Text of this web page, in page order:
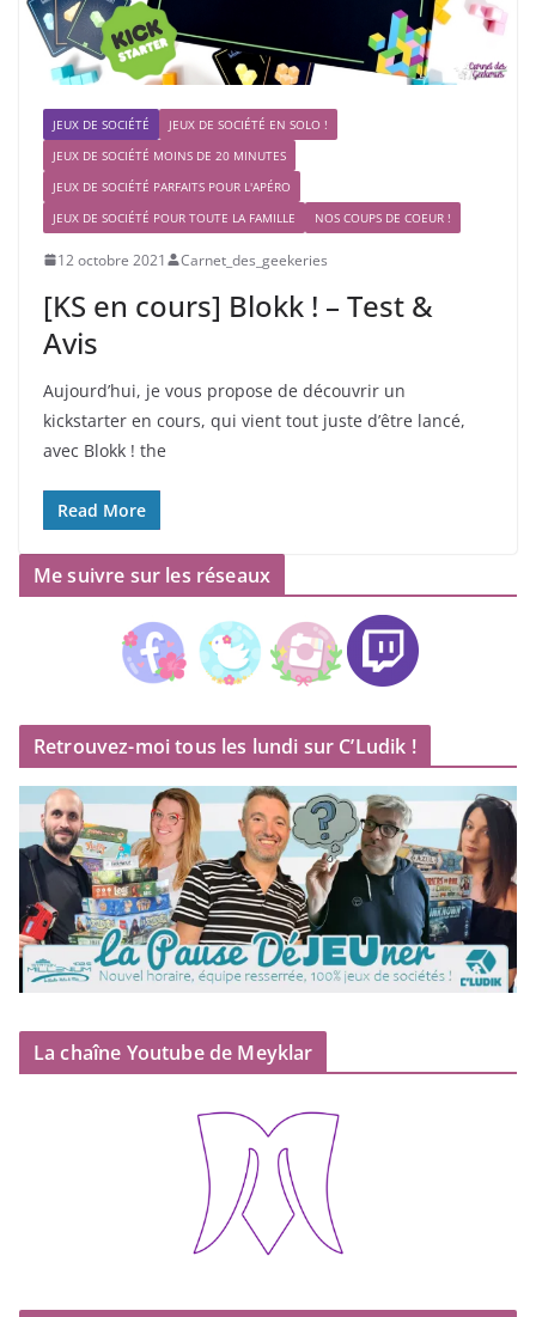
JEUX DE SOCIÉTÉ
JEUX DE SOCIÉTÉ EN SOLO !
JEUX DE SOCIÉTÉ MOINS DE 20 MINUTES
JEUX DE SOCIÉTÉ PARFAITS POUR L'APÉRO
JEUX DE SOCIÉTÉ POUR TOUTE LA FAMILLE
NOS COUPS DE COEUR !
12 octobre 2021 Carnet_des_geekeries
[KS en cours] Blokk ! – Test &
Avis
Aujourd’hui, je vous propose de découvrir un
kickstarter en cours, qui vient tout juste d’être lancé,
avec Blokk ! the
Read More
Me suivre sur les réseaux
Retrouvez-moi tous les lundi sur C’Ludik !
La chaîne Youtube de Meyklar